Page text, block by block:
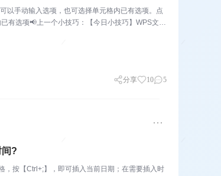
以手动输入选项，也可选择单元格内已有选项。点
有选项📢上一个小技巧：【今日小技巧】WPS文字
分享 10 5
间?
，按【Ctrl+;】，即可插入当前日期；在需要插入时